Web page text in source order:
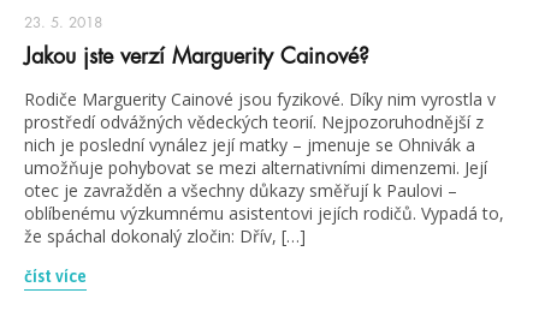
23. 5. 2018
Jakou jste verzí Marguerity Cainové?
Rodiče Marguerity Cainové jsou fyzikové. Díky nim vyrostla v
prostředí odvážných vědeckých teorií. Nejpozoruhodnější z
nich je poslední vynález její matky – jmenuje se Ohnivák a
umožňuje pohybovat se mezi alternativními dimenzemi. Její
otec je zavražděn a všechny důkazy směřují k Paulovi –
oblíbenému výzkumnému asistentovi jejích rodičů. Vypadá to,
že spáchal dokonalý zločin: Dřív, […]
číst více